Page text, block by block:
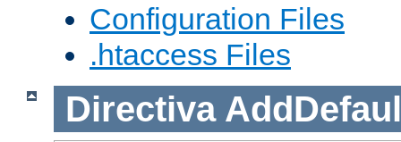
Configuration Files
.htaccess Files
Directiva